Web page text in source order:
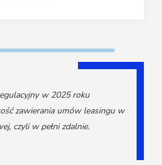
w 2025 roku
zawierania umów leasingu w
czyli w pełni zdalnie.